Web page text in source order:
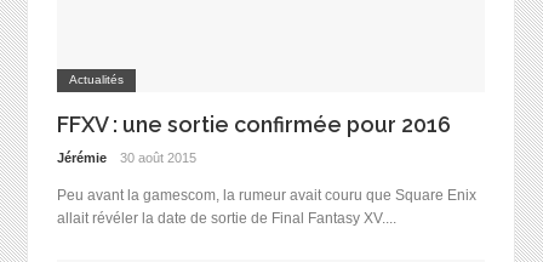
Actualités
FFXV : une sortie confirmée pour 2016
Jérémie 30 août 2015
Peu avant la gamescom, la rumeur avait couru que Square Enix
allait révéler la date de sortie de Final Fantasy XV....